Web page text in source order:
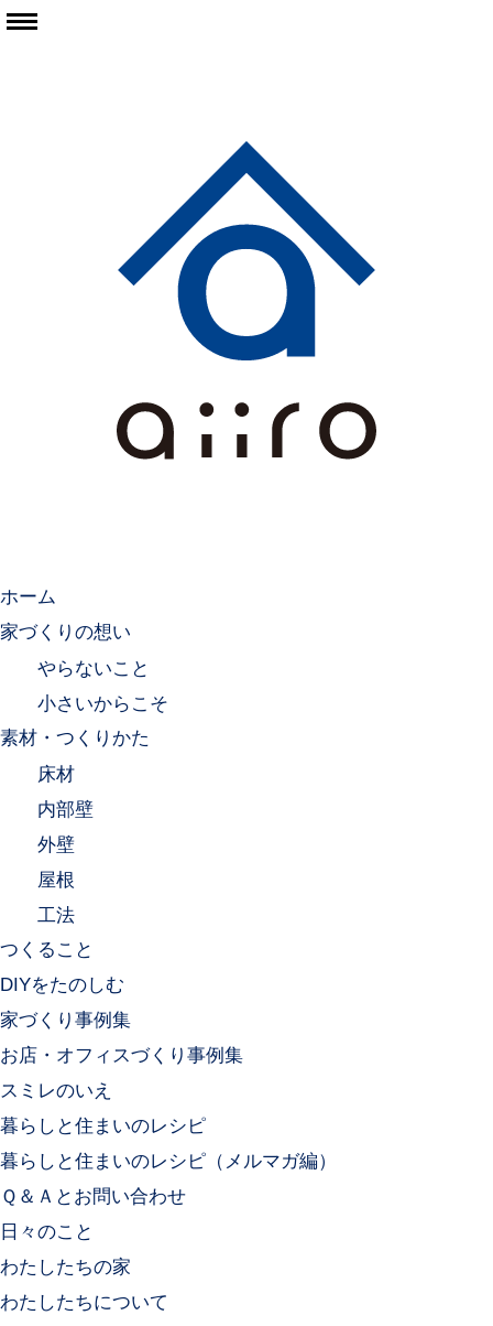
ホーム
家づくりの想い
やらないこと
小さいからこそ
素材・つくりかた
床材
内部壁
外壁
屋根
工法
つくること
DIYをたのしむ
家づくり事例集
お店・オフィスづくり事例集
スミレのいえ
暮らしと住まいのレシピ
暮らしと住まいのレシピ（メルマガ編）
Ｑ＆Ａとお問い合わせ
日々のこと
わたしたちの家
わたしたちについて